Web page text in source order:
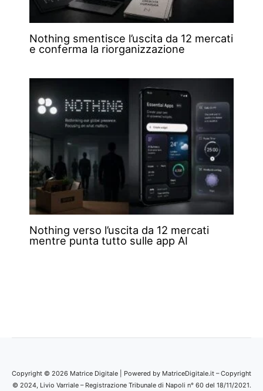
Nothing smentisce l’uscita da 12 mercati
e conferma la riorganizzazione
Nothing verso l’uscita da 12 mercati
mentre punta tutto sulle app AI
Copyright © 2026 Matrice Digitale | Powered by MatriceDigitale.it – Copyright
© 2024, Livio Varriale – Registrazione Tribunale di Napoli n° 60 del 18/11/2021.